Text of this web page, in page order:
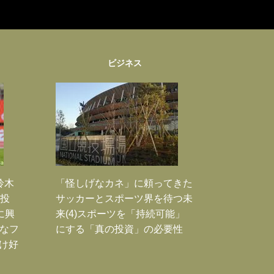
木
興
フ
好
ビジネス
「怪しげなカネ」に頼ってきた
サッカーとスポーツ界を待つ未
来(4)スポーツを「持続可能」
にする「真の投資」の必要性